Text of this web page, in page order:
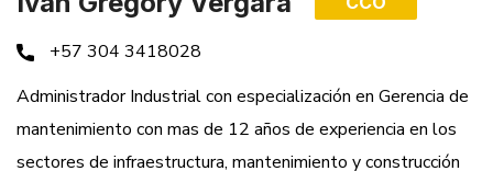
+57 304 3418028
Administrador Industrial con especialización en Gerencia de
mantenimiento con mas de 12 años de experiencia en los
sectores de infraestructura, mantenimiento y construcción